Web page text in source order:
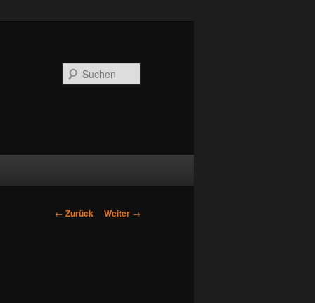
Beitrags-
← Zurück Weiter →